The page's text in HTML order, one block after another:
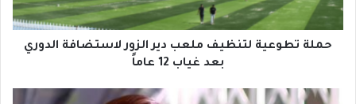
ع
ي
حملة تطوعية لتنظيف ملعب دير الزور لاستضافة الدوري
بعد غياب 12 عاماً